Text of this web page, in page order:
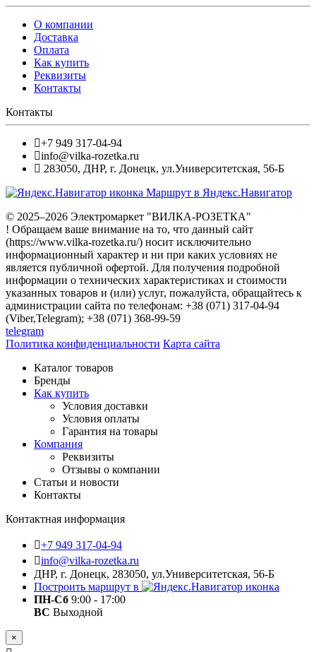
О компании
Доставка
Оплата
Как купить
Реквизиты
Контакты
Контакты
+7 949 317-04-94
info@vilka-rozetka.ru
283050, ДНР, г. Донецк, ул.Университетская, 56-Б
Маршрут в Яндекс.Навигатор
© 2025–2026 Электромаркет "ВИЛКА-РОЗЕТКА"
! Обращаем ваше внимание на то, что данный сайт
(https://www.vilka-rozetka.ru/) носит исключительно
информационный характер и ни при каких условиях не
является публичной офертой. Для получения подробной
информации о технических характеристиках и стоимости
указанных товаров и (или) услуг, пожалуйста, обращайтесь к
администрации сайта по телефонам: +38 (071) 317-04-94
(Viber,Telegram); +38 (071) 368-99-59
telegram
Политика конфиденциальности Карта сайта
Каталог товаров
Бренды
Как купить
Условия доставки
Условия оплаты
Гарантия на товары
Компания
Реквизиты
Отзывы о компании
Статьи и новости
Контакты
Контактная информация
+7 949 317-04-94
info@vilka-rozetka.ru
ДНР, г. Донецк, 283050, ул.Университетская, 56-Б
Построить маршрут в
ПН-Сб 9:00 - 17:00
ВС Выходной
×